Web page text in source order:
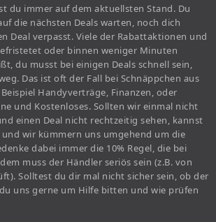
du immer auf dem aktuellsten Stand. Du
die nächsten Deals warten, noch dich
Deal verpasst. Viele der Rabattaktionen und
oder binnen weniger Minuten
du musst bei einigen Deals schnell sein,
Das ist oft der Fall bei Schnäppchen aus
Handyverträge, Finanzen, oder
und Kostenloses. Sollten wir einmal nicht
einen Deal nicht rechtzeitig sehen, kannst
wir kümmern uns umgehend um die
dabei immer die 10% Regel, die bei
muss der Händler seriös sein (z.B. von
Solltest du dir mal nicht sicher sein, ob der
uns gerne um Hilfe bitten und wie prüfen